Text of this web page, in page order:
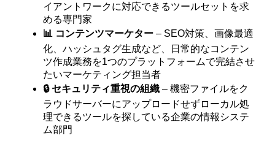
イアントワークに対応できるツールセットを求
める専門家
📊 コンテンツマーケター – SEO対策、画像最適
化、ハッシュタグ生成など、日常的なコンテン
ツ作成業務を1つのプラットフォームで完結させ
たいマーケティング担当者
🔒 セキュリティ重視の組織 – 機密ファイルをク
ラウドサーバーにアップロードせずローカル処
理できるツールを探している企業の情報システ
ム部門